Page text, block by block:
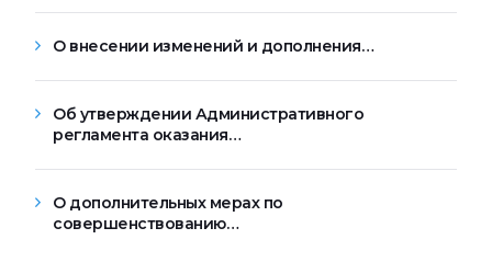
О внесении изменений и дополнения…
Об утверждении Административного
регламента оказания…
О дополнительных мерах по
совершенствованию…